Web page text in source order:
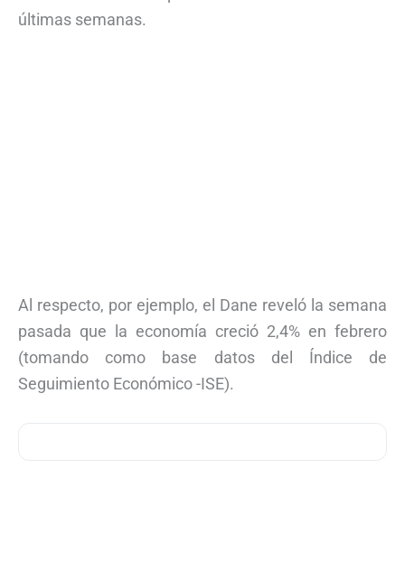
últimas semanas.
Al respecto, por ejemplo, el Dane reveló la semana
pasada que la economía creció 2,4% en febrero
(tomando como base datos del Índice de
Seguimiento Económico -ISE).